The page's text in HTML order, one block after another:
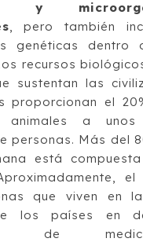
y
, pero también
genéticas dentro
recursos
sustentan las
proporcionan el
animales a
personas. Más del
está
que viven en
los países en
de